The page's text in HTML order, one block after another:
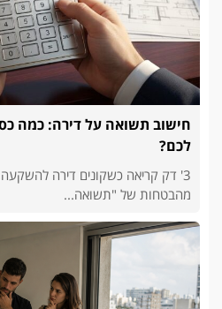
חישוב תשואה על דירה: כמה
לכם?
3' דק קריאה כשקונים דירה
מהבטחות של "תשואה...